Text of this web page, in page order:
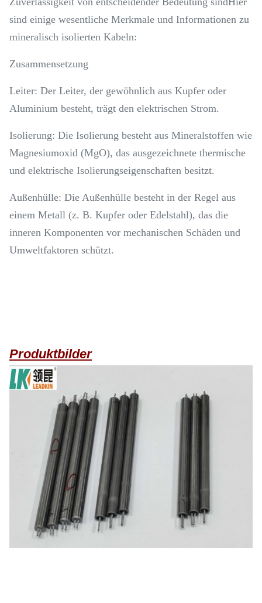
sind einige wesentliche Merkmale und Informationen zu
mineralisch isolierten Kabeln:
Zusammensetzung
Leiter: Der Leiter, der gewöhnlich aus Kupfer oder
Aluminium besteht, trägt den elektrischen Strom.
Isolierung: Die Isolierung besteht aus Mineralstoffen wie
Magnesiumoxid (MgO), das ausgezeichnete thermische
und elektrische Isolierungseigenschaften besitzt.
Außenhülle: Die Außenhülle besteht in der Regel aus
einem Metall (z. B. Kupfer oder Edelstahl), das die
inneren Komponenten vor mechanischen Schäden und
Umweltfaktoren schützt.
Produktbilder